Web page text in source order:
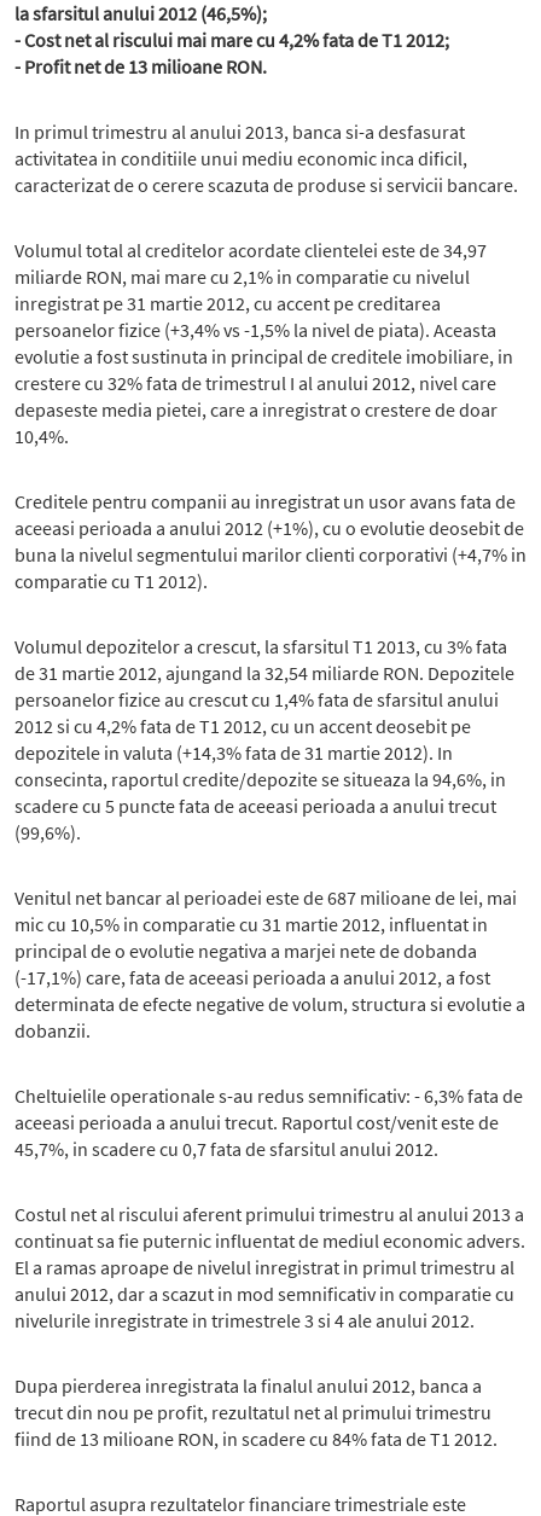
la sfarsitul anului 2012 (46,5%);
- Cost net al riscului mai mare cu 4,2% fata de T1 2012;
- Profit net de 13 milioane RON.
In primul trimestru al anului 2013, banca si-a desfasurat
activitatea in conditiile unui mediu economic inca dificil,
caracterizat de o cerere scazuta de produse si servicii bancare.
Volumul total al creditelor acordate clientelei este de 34,97
miliarde RON, mai mare cu 2,1% in comparatie cu nivelul
inregistrat pe 31 martie 2012, cu accent pe creditarea
persoanelor fizice (+3,4% vs -1,5% la nivel de piata). Aceasta
evolutie a fost sustinuta in principal de creditele imobiliare, in
crestere cu 32% fata de trimestrul I al anului 2012, nivel care
depaseste media pietei, care a inregistrat o crestere de doar
10,4%.
Creditele pentru companii au inregistrat un usor avans fata de
aceeasi perioada a anului 2012 (+1%), cu o evolutie deosebit de
buna la nivelul segmentului marilor clienti corporativi (+4,7% in
comparatie cu T1 2012).
Volumul depozitelor a crescut, la sfarsitul T1 2013, cu 3% fata
de 31 martie 2012, ajungand la 32,54 miliarde RON. Depozitele
persoanelor fizice au crescut cu 1,4% fata de sfarsitul anului
2012 si cu 4,2% fata de T1 2012, cu un accent deosebit pe
depozitele in valuta (+14,3% fata de 31 martie 2012). In
consecinta, raportul credite/depozite se situeaza la 94,6%, in
scadere cu 5 puncte fata de aceeasi perioada a anului trecut
(99,6%).
Venitul net bancar al perioadei este de 687 milioane de lei, mai
mic cu 10,5% in comparatie cu 31 martie 2012, influentat in
principal de o evolutie negativa a marjei nete de dobanda
(-17,1%) care, fata de aceeasi perioada a anului 2012, a fost
determinata de efecte negative de volum, structura si evolutie a
dobanzii.
Cheltuielile operationale s-au redus semnificativ: - 6,3% fata de
aceeasi perioada a anului trecut. Raportul cost/venit este de
45,7%, in scadere cu 0,7 fata de sfarsitul anului 2012.
Costul net al riscului aferent primului trimestru al anului 2013 a
continuat sa fie puternic influentat de mediul economic advers.
El a ramas aproape de nivelul inregistrat in primul trimestru al
anului 2012, dar a scazut in mod semnificativ in comparatie cu
nivelurile inregistrate in trimestrele 3 si 4 ale anului 2012.
Dupa pierderea inregistrata la finalul anului 2012, banca a
trecut din nou pe profit, rezultatul net al primului trimestru
fiind de 13 milioane RON, in scadere cu 84% fata de T1 2012.
Raportul asupra rezultatelor financiare trimestriale este